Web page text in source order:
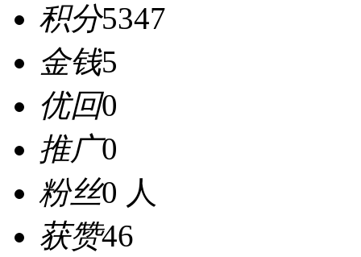
积分5347
金钱5
优回0
推广0
粉丝0 人
获赞46